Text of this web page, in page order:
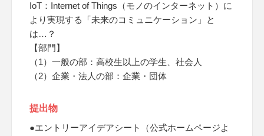
IoT：Internet of Things（モノのインターネット）に
より実現する「未来のコミュニケーション」と
は…？
【部門】
（1）一般の部：高校生以上の学生、社会人
（2）企業・法人の部：企業・団体
提出物
●エントリーアイデアシート（公式ホームページよ